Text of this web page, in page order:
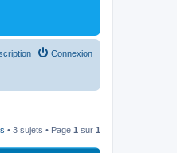
Connexion
• 3 sujets • Page 1 sur 1